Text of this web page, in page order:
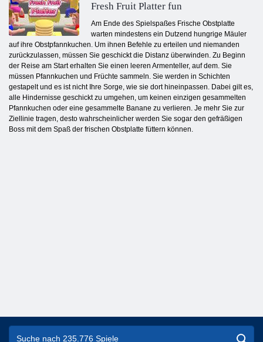
Fresh Fruit Platter fun
Am Ende des Spielspaßes Frische Obstplatte
warten mindestens ein Dutzend hungrige Mäuler
auf ihre Obstpfannkuchen. Um ihnen Befehle zu erteilen und niemanden
zurückzulassen, müssen Sie geschickt die Distanz überwinden. Zu Beginn
der Reise am Start erhalten Sie einen leeren Armenteller, auf dem. Sie
müssen Pfannkuchen und Früchte sammeln. Sie werden in Schichten
gestapelt und es ist nicht Ihre Sorge, wie sie dort hineinpassen. Dabei gilt es,
alle Hindernisse geschickt zu umgehen, um keinen einzigen gesammelten
Pfannkuchen oder eine gesammelte Banane zu verlieren. Je mehr Sie zur
Ziellinie tragen, desto wahrscheinlicher werden Sie sogar den gefräßigen
Boss mit dem Spaß der frischen Obstplatte füttern können.